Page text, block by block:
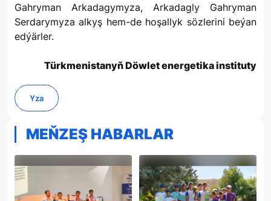
Gahryman Arkadagymyza, Arkadagly Gahryman
Serdarymyza alkyş hem-de hoşallyk sözlerini beýan
edýärler.
Türkmenistanyň Döwlet energetika instituty
Yza
MEŇZEŞ HABARLAR